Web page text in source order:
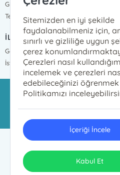
Gizlilik Ve Güvenlik
Teslimat ve İade
İLETİŞİM BİLGİLERİ
Göztepe Mah. İnönü Cad. 2377
İstanbul
2024 © Azim Kitap
Tasarım &
Sitemizden en iyi şekilde
faydalanabilmeniz için,
sınırlı ve gizliliğe uygun
çerez
Çerezleri nasıl
incelemek ve çerezleri
edebileceğinizi öğrenmek
Politikamızı
İçeriği İncele
Kabul Et